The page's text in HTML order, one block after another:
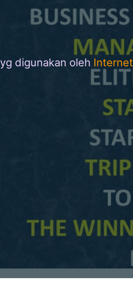
yg digunakan oleh Internet